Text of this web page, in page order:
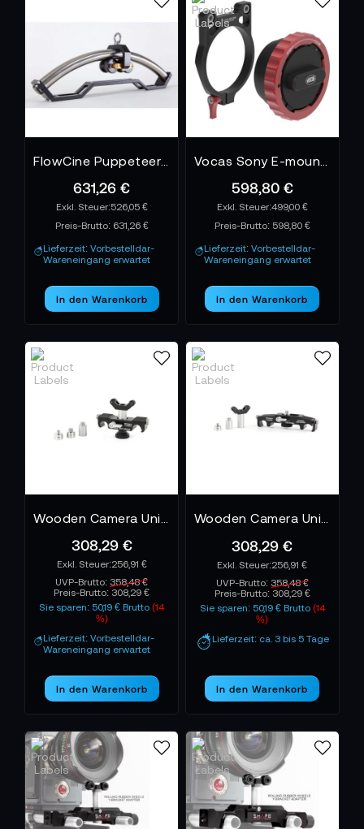
erhalten. Die Kamerafrau stellt sicher, dass das Rig
gleichmäßig bleibt, selbst wenn sich das Setup
schnell bewegt.
Kompatibel mit 15 mm und 19 mm Rod
Systemen
Die meisten Objektivstützen werden an 15 Millimeter
oder 19 Millimeter Rohren befestigt. Viele Modelle
sind auf eine der beiden Größen ausgelegt, andere
funktionieren für beide Durchmesser. Diese
Flexibilität erleichtert den Einsatz an
davon, da Objektivwechsel schnell durchgeführt
präzise anpasst.
Unterstützung
Eine Objektivstütze entlastet das Objektivbajonett
und sorgt dafür, dass Fokus und Zoombewegungen
gleichmäßig bleiben. Der Kameramann kann lange
Fokuswege sauber ziehen, ohne dass das Objektiv
631,26 €
526,05 €
Preis-Brutto: 631,26 €
Lieferzeit: Vorbestelldar-
Wareneingang erwartet
In den Warenkorb
598,80 €
499,00 €
Preis-Brutto: 598,80 €
Lieferzeit: Vorbestelldar-
Wareneingang erwartet
In den Warenkorb
308,29 €
256,91 €
UVP-Brutto: 358,48 €
Preis-Brutto: 308,29 €
Sie sparen: 50,19 € Brutto(14
%)
Lieferzeit: Vorbestelldar-
Wareneingang erwartet
In den Warenkorb
308,29 €
256,91 €
UVP-Brutto: 358,48 €
Preis-Brutto: 308,29 €
Sie sparen: 50,19 € Brutto (14
%)
Lieferzeit: ca. 3 bis 5 Tage
In den Warenkorb